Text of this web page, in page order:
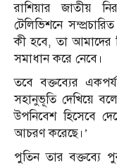
রাশিয়ার জাতীয়
টেলিভিশনে
কী হবে, তা আমাদের
সমাধান করে নেবে।
তবে বক্তব্যের
সহানুভূতি দেখিয়ে
উপনিবেশ হিসেবে
আচরণ করেছে।’
পুতিন তার বক্তব্যে